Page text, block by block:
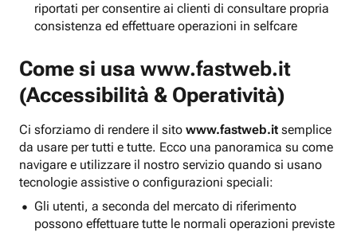
riportati per consentire ai clienti di consultare propria
consistenza ed effettuare operazioni in selfcare
Come si usa www.fastweb.it
(Accessibilità & Operatività)
Ci sforziamo di rendere il sito www.fastweb.it semplice
da usare per tutti e tutte. Ecco una panoramica su come
navigare e utilizzare il nostro servizio quando si usano
tecnologie assistive o configurazioni speciali:
Gli utenti, a seconda del mercato di riferimento
possono effettuare tutte le normali operazioni previste